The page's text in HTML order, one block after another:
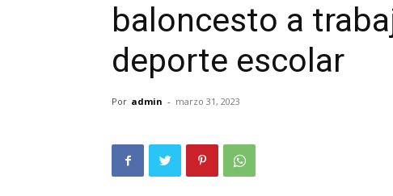
baloncesto a
deporte escolar
Por admin - marzo 31, 2023